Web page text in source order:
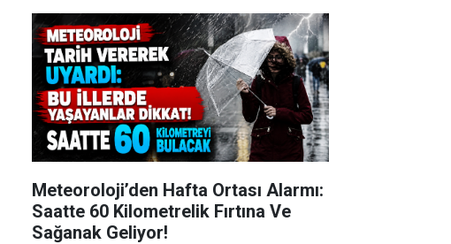
Meteoroloji’den Hafta Ortası Alarmı:
Saatte 60 Kilometrelik Fırtına Ve
Sağanak Geliyor!